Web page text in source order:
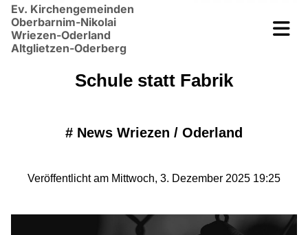
Ev. Kirchengemeinden
Oberbarnim-Nikolai
Wriezen-Oderland
Altglietzen-Oderberg
Schule statt Fabrik
# News Wriezen / Oderland
Veröffentlicht am Mittwoch, 3. Dezember 2025 19:25